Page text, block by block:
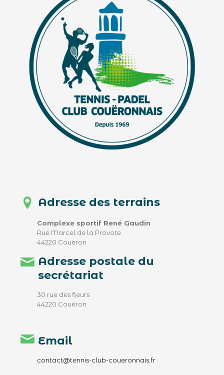
Adresse des terrains
Complexe sportif René Gaudin
Rue Marcel de la Provote
44220 Couëron
Adresse postale du
secrétariat
30 rue des fleurs
44220 Couëron
Email
contact@tennis-club-coueronnais.fr